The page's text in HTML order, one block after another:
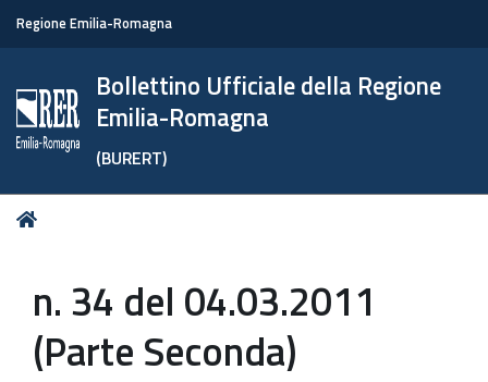
Regione Emilia-Romagna
Bollettino Ufficiale della Regione
Emilia-Romagna
(BURERT)
Tu
n. 34 del 04.03.2011
(Parte Seconda)